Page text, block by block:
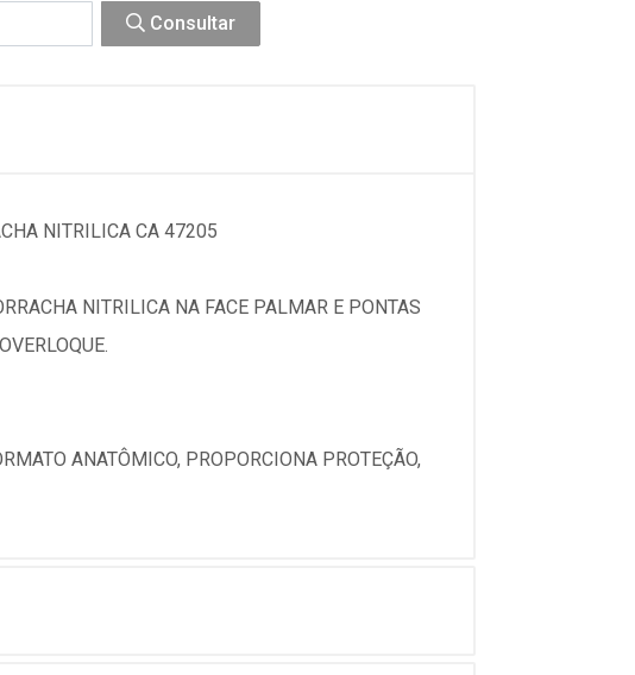
Consultar
NITRILICA CA 47205
NITRILICA NA FACE PALMAR E PONTAS
ANATÔMICO, PROPORCIONA PROTEÇÃO,